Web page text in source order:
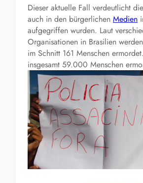
Dieser aktuelle Fall verdeutlicht
auch in den bürgerlichen Medien
aufgegriffen wurden. Laut
Organisationen in Brasilien
im Schnitt 161 Menschen
insgesamt 59.000 Menschen